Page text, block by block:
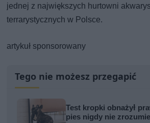
jednej z największych hurtowni
terrarystycznych w Polsce.
artykuł sponsorowany
Tego nie możesz przegapić
Test kropki obnażył
pies nigdy nie